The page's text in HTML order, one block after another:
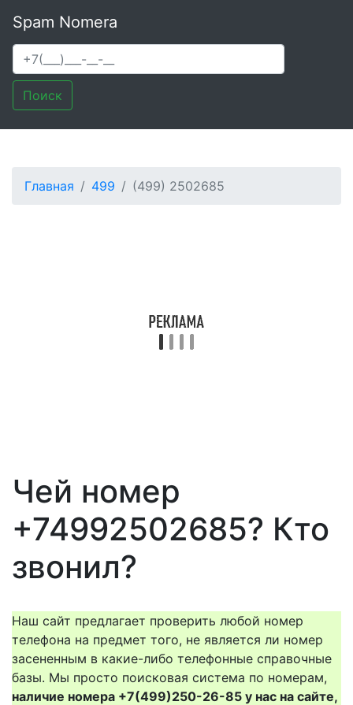
Spam Nomera
Поиск
Главная 499 (499) 2502685
Чей номер
+74992502685? Кто
звонил?
Наш сайт предлагает проверить любой номер
телефона на предмет того, не является ли номер
засененным в какие-либо телефонные справочные
базы. Мы просто поисковая система по номерам,
наличие номера +7(499)250-26-85 у нас на сайте,